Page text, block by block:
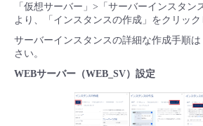
「仮想サーバー」>「サーバーインスタン
より、「インスタンスの作成」をクリック
サーバーインスタンスの詳細な作成手順は
さい。
WEBサーバー（WEB_SV）設定